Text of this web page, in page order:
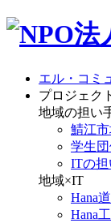
エル・コミ
プロジェク
地域の担い
鯖江
学生
ITの
地域×IT
Hana
Hana